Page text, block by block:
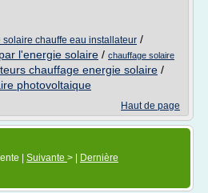
solaire chauffe eau installateur /
l'energie solaire / chauffage solaire
chauffage energie solaire /
photovoltaique
Haut de page
| Suivante > |
Dernière